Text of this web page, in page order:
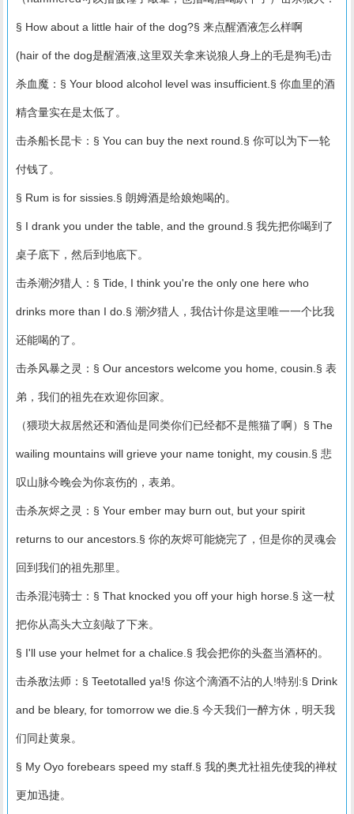
§ How about a little hair of the dog?§ 来点醒酒液怎么样啊
(hair of the dog是醒酒液,这里双关拿来说狼人身上的毛是狗毛)击
杀血魔：§ Your blood alcohol level was insufficient.§ 你血里的酒
精含量实在是太低了。
击杀船长昆卡：§ You can buy the next round.§ 你可以为下一轮
付钱了。
§ Rum is for sissies.§ 朗姆酒是给娘炮喝的。
§ I drank you under the table, and the ground.§ 我先把你喝到了
桌子底下，然后到地底下。
击杀潮汐猎人：§ Tide, I think you're the only one here who
drinks more than I do.§ 潮汐猎人，我估计你是这里唯一一个比我
还能喝的了。
击杀风暴之灵：§ Our ancestors welcome you home, cousin.§ 表
弟，我们的祖先在欢迎你回家。
（猥琐大叔居然还和酒仙是同类你们已经都不是熊猫了啊）§ The
wailing mountains will grieve your name tonight, my cousin.§ 悲
叹山脉今晚会为你哀伤的，表弟。
击杀灰烬之灵：§ Your ember may burn out, but your spirit
returns to our ancestors.§ 你的灰烬可能烧完了，但是你的灵魂会
回到我们的祖先那里。
击杀混沌骑士：§ That knocked you off your high horse.§ 这一杖
把你从高头大立刻敲了下来。
§ I'll use your helmet for a chalice.§ 我会把你的头盔当酒杯的。
击杀敌法师：§ Teetotalled ya!§ 你这个滴酒不沾的人!特别:§ Drink
and be bleary, for tomorrow we die.§ 今天我们一醉方休，明天我
们同赴黄泉。
§ My Oyo forebears speed my staff.§ 我的奥尤社祖先使我的禅杖
更加迅捷。